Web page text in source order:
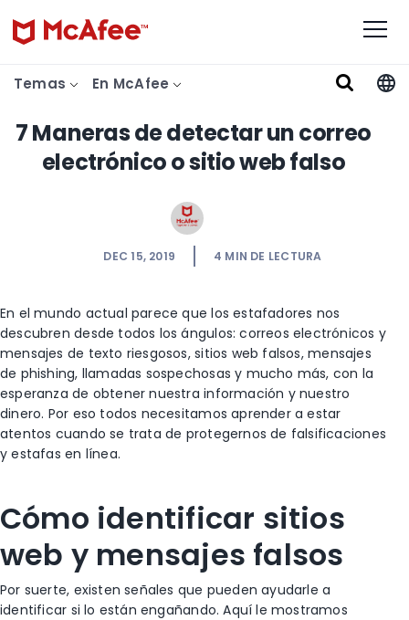
Temas En McAfee
7 Maneras de detectar un correo
electrónico o sitio web falso
DEC 15, 2019 4 MIN DE LECTURA
En el mundo actual parece que los estafadores nos
descubren desde todos los ángulos: correos electrónicos y
mensajes de texto riesgosos, sitios web falsos, mensajes
de phishing, llamadas sospechosas y mucho más, con la
esperanza de obtener nuestra información y nuestro
dinero. Por eso todos necesitamos aprender a estar
atentos cuando se trata de protegernos de falsificaciones
y estafas en línea.
Cómo identificar sitios
web y mensajes falsos
Por suerte, existen señales que pueden ayudarle a
identificar si lo están engañando. Aquí le mostramos